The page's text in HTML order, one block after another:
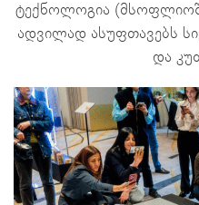
ტექნოლოგია
ადვილად ასუფთავებს
და